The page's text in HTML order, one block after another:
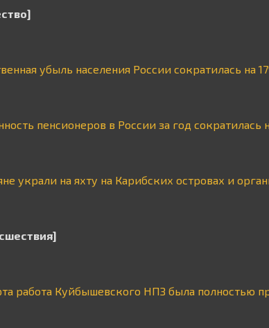
убыль населения России сократилась на
пенсионеров в России за год сократилась
украли на яхту на Карибских островах и
работа Куйбышевского НПЗ была полностью